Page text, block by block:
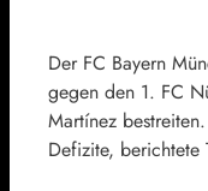
Der FC Bayern
gegen den 1. FC
Martínez
Defizite, berichtete